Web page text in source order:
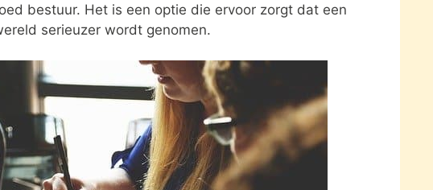
bestuur. Het is een optie die ervoor zorgt dat een
serieuzer wordt genomen.